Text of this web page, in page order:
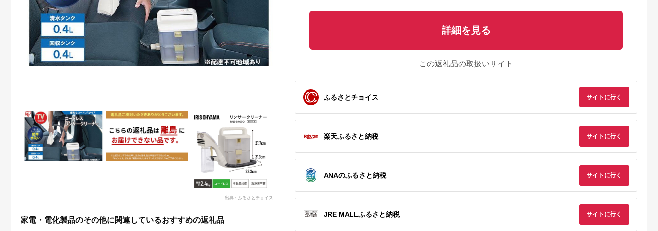
出典：ふるさとチョイス
家電・電化製品のその他に関連しているおすすめの返礼品
詳細を見る
この返礼品の取扱いサイト
ふるさとチョイス サイトに行く
楽天ふるさと納税 サイトに行く
ANAのふるさと納税 サイトに行く
JRE MALLふるさと納税 サイトに行く